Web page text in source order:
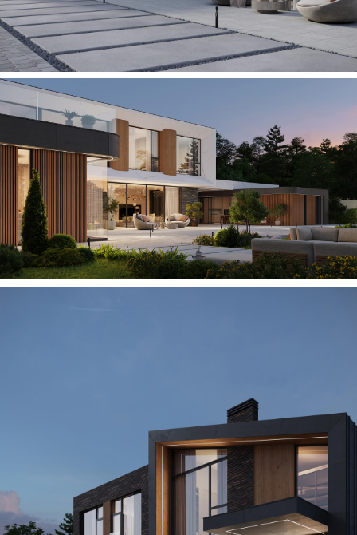
Время начать создавать Ваше
уникальное пространство
вместе!
Вы готовы?
Архитектурная
студия